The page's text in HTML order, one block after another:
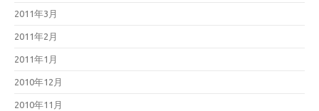
2011年3月
2011年2月
2011年1月
2010年12月
2010年11月